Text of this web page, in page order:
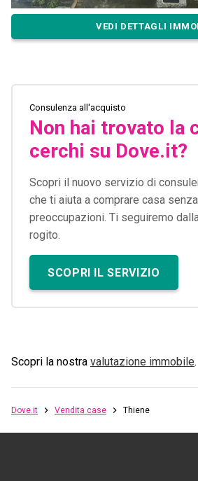
VEDI DETTAGLI
Consulenza all'acquisto
Non hai trovato la
cerchi su Dove.it?
Scopri il nuovo servizio di
che ti aiuta a comprare casa
preoccupazioni. Ti seguiremo
rogito.
SCOPRI IL SERVIZIO
Scopri la nostra valutazione immobile.
Dove.it Vendita case Thiene